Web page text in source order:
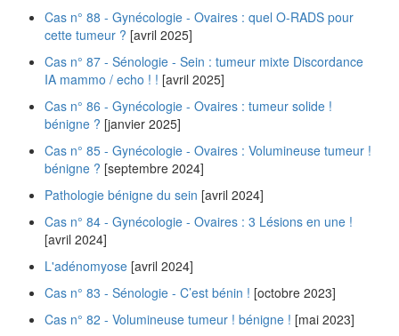
Cas n° 88 - Gynécologie - Ovaires : quel O-RADS pour
cette tumeur ? [avril 2025]
Cas n° 87 - Sénologie - Sein : tumeur mixte Discordance
IA mammo / echo ! ! [avril 2025]
Cas n° 86 - Gynécologie - Ovaires : tumeur solide !
bénigne ? [janvier 2025]
Cas n° 85 - Gynécologie - Ovaires : Volumineuse tumeur !
bénigne ? [septembre 2024]
Pathologie bénigne du sein [avril 2024]
Cas n° 84 - Gynécologie - Ovaires : 3 Lésions en une !
[avril 2024]
L'adénomyose [avril 2024]
Cas n° 83 - Sénologie - C’est bénin ! [octobre 2023]
Cas n° 82 - Volumineuse tumeur ! bénigne ! [mai 2023]